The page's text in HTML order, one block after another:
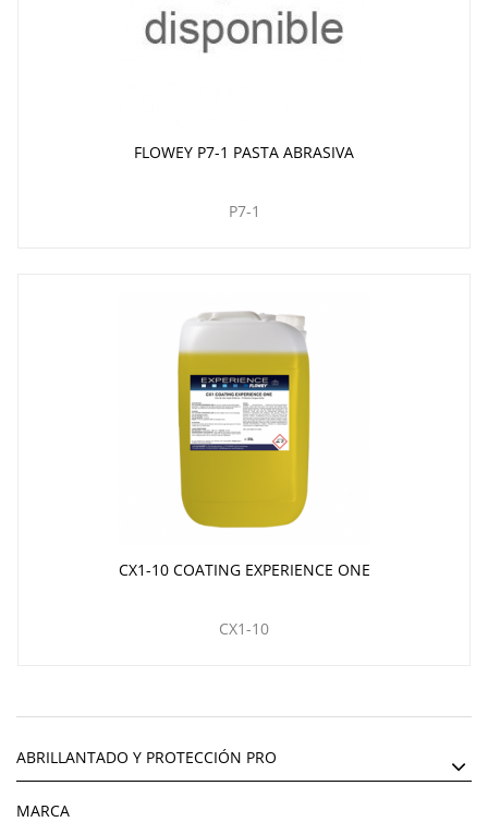
FLOWEY P7-1 PASTA ABRASIVA
P7-1
CX1-10 COATING EXPERIENCE ONE
CX1-10
ABRILLANTADO Y PROTECCIÓN PRO
MARCA